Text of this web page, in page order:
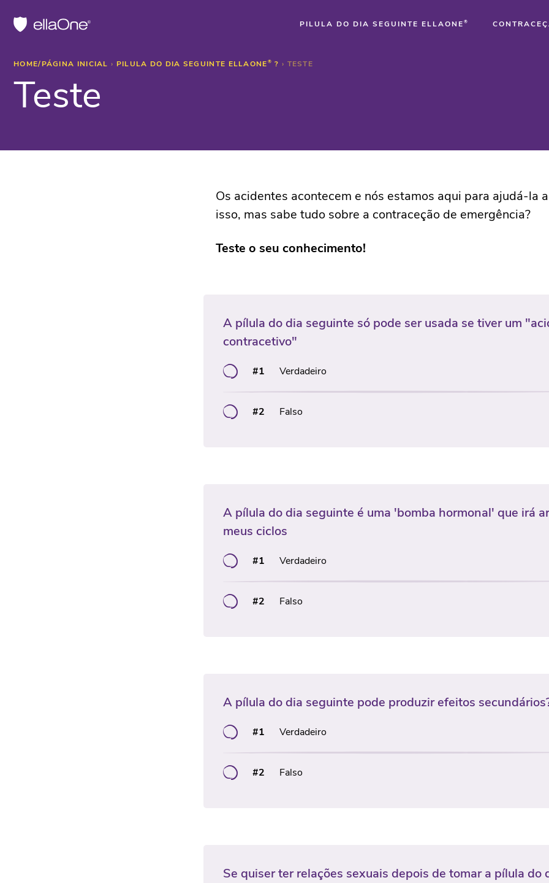
PILULA DO DIA SEGUINTE ELLAONE ®
HOME/PÁGINA INICIAL› PILULA DO DIA SEGUINTE ELLAONE ® ? › TESTE
Teste
Os acidentes acontecem e nós estamos aqui para ajudá-la
isso, mas sabe tudo sobre a contraceção de emergência?
Teste o seu conhecimento!
A pílula do dia seguinte só pode ser usada se tiver um
contracetivo"
#1 Verdadeiro
#2 Falso
A pílula do dia seguinte é uma 'bomba hormonal' que irá
meus ciclos
#1 Verdadeiro
#2 Falso
A pílula do dia seguinte pode produzir efeitos
#1 Verdadeiro
#2 Falso
Se quiser ter relações sexuais depois de tomar a pílula do